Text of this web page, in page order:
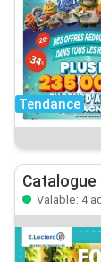
Tendance
Catalogue
Valable: 4